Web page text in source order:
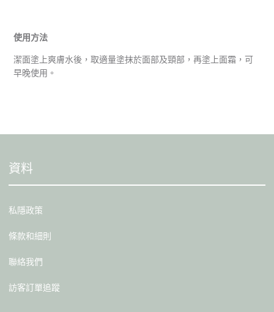
使用方法
潔面塗上爽膚水後，取適量塗抹於面部及頸部，再塗上面霜，可
早晚使用。
資料
私隱政策
條款和細則
聯絡我們
訪客訂單追蹤